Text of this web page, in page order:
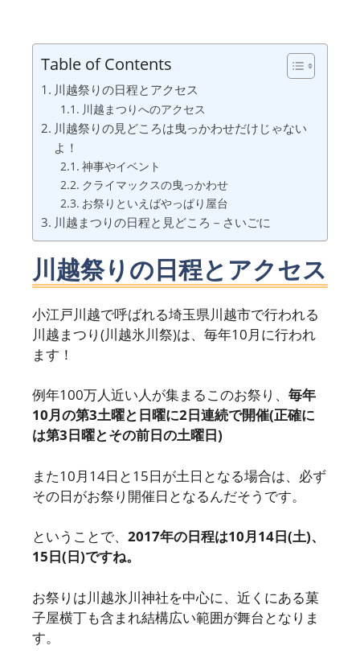
Table of Contents
川越祭りの日程とアクセス
川越まつりへのアクセス
川越祭りの見どころは曳っかわせだけじゃない
よ！
神事やイベント
クライマックスの曳っかわせ
お祭りといえばやっぱり屋台
川越まつりの日程と見どころ－さいごに
川越祭りの日程とアクセス
小江戸川越で呼ばれる埼玉県川越市で行われる
川越まつり(川越氷川祭)は、毎年10月に行われ
ます！
例年100万人近い人が集まるこのお祭り、 毎年
10月の第3土曜と日曜に2日連続で開催(正確に
は第3日曜とその前日の土曜日)
また10月14日と15日が土日となる場合は、必ず
その日がお祭り開催日となるんだそうです。
ということで、 2017年の日程は10月14日(土)、
15日(日)ですね。
お祭りは川越氷川神社を中心に、近くにある菓
子屋横丁も含まれ結構広い範囲が舞台となりま
す。